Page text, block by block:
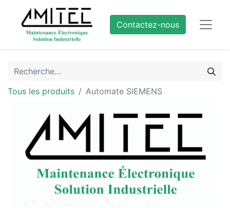
Contactez-nous
Tous les produits Automate SIEMENS